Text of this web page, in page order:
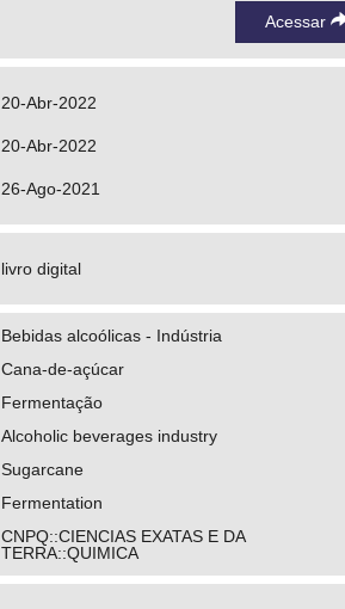
Acessar
20-Abr-2022
20-Abr-2022
26-Ago-2021
livro digital
Bebidas alcoólicas - Indústria
Cana-de-açúcar
Fermentação
Alcoholic beverages industry
Sugarcane
Fermentation
CNPQ::CIENCIAS EXATAS E DA
TERRA::QUIMICA